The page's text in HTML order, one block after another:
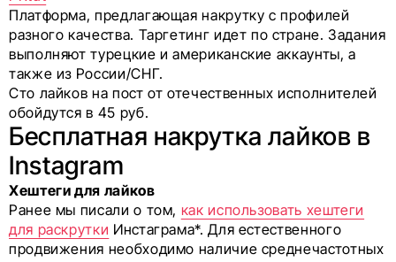
Платформа, предлагающая накрутку с профилей
разного качества. Таргетинг идет по стране. Задания
выполняют турецкие и американские аккаунты, а
также из России/СНГ.
Сто лайков на пост от отечественных исполнителей
обойдутся в 45 руб.
Бесплатная накрутка лайков в
Instagram
Хештеги для лайков
Ранее мы писали о том, как использовать хештеги
для раскрутки Инстаграма*. Для естественного
продвижения необходимо наличие среднечастотных